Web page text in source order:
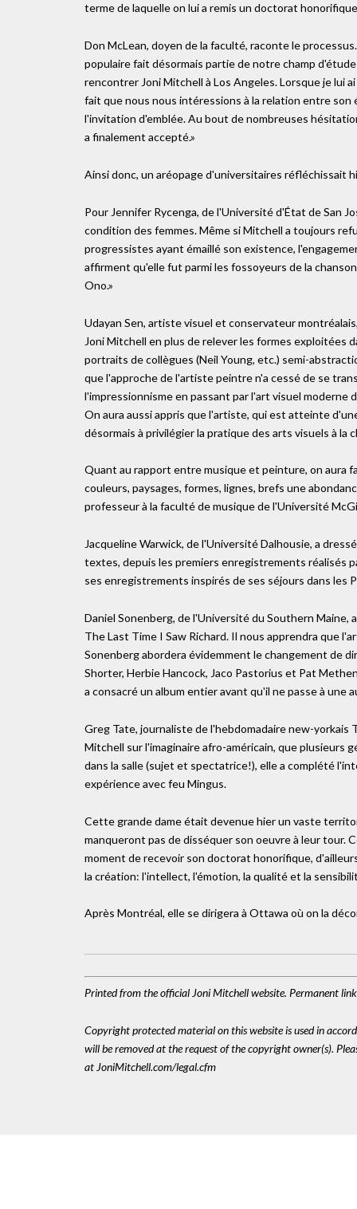
terme de laquelle on lui a remis un doctorat
Don McLean, doyen de la faculté, raconte le
populaire fait désormais partie de notre champ
rencontrer Joni Mitchell à Los Angeles. Lorsque je lui
fait que nous nous intéressions à la relation entre
l'invitation d'emblée. Au bout de nombreuses
a finalement accepté.»
Ainsi donc, un aréopage d'universitaires réfléchissait
Pour Jennifer Rycenga, de l'Université d'État de San
condition des femmes. Même si Mitchell a toujours
progressistes ayant émaillé son existence,
affirment qu'elle fut parmi les fossoyeurs de la
Ono.»
Udayan Sen, artiste visuel et conservateur
Joni Mitchell en plus de relever les formes exploitées
portraits de collègues (Neil Young, etc.) semi-
que l'approche de l'artiste peintre n'a cessé de se
l'impressionnisme en passant par l'art visuel moderne
On aura aussi appris que l'artiste, qui est atteinte
désormais à privilégier la pratique des arts visuels à la
Quant au rapport entre musique et peinture, on aura
couleurs, paysages, formes, lignes, brefs une
professeur à la faculté de musique de l'Université
Jacqueline Warwick, de l'Université Dalhousie, a
textes, depuis les premiers enregistrements réalisés
ses enregistrements inspirés de ses séjours dans les
Daniel Sonenberg, de l'Université du Southern Maine,
The Last Time I Saw Richard. Il nous apprendra que
Sonenberg abordera évidemment le changement de
Shorter, Herbie Hancock, Jaco Pastorius et Pat
a consacré un album entier avant qu'il ne passe à une
Greg Tate, journaliste de l'hebdomadaire new-yorkais
Mitchell sur l'imaginaire afro-américain, que plusieurs
dans la salle (sujet et spectatrice!), elle a complété
expérience avec feu Mingus.
Cette grande dame était devenue hier un vaste
manqueront pas de disséquer son oeuvre à leur
moment de recevoir son doctorat honorifique,
la création: l'intellect, l'émotion, la qualité et la
Après Montréal, elle se dirigera à Ottawa où on la
Printed from the official Joni Mitchell website. Permanent
Copyright protected material on this website is used in
will be removed at the request of the copyright owner(s).
at JoniMitchell.com/legal.cfm